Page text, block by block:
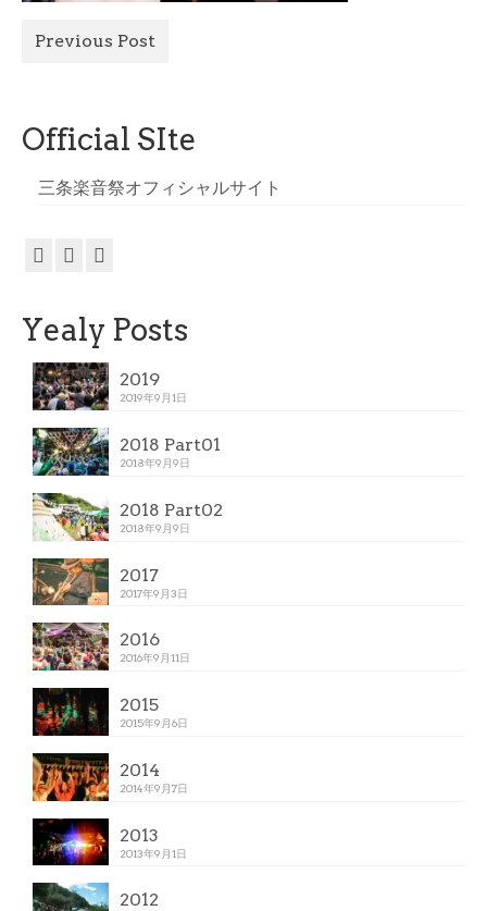
Previous Post
Official SIte
三条楽音祭オフィシャルサイト
Yealy Posts
2019
2019年9月1日
2018 Part01
2018年9月9日
2018 Part02
2018年9月9日
2017
2017年9月3日
2016
2016年9月11日
2015
2015年9月6日
2014
2014年9月7日
2013
2013年9月1日
2012